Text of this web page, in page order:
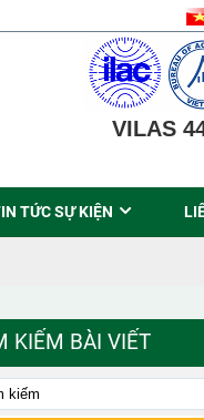
VILAS
TỨC SỰ KIỆN
KIẾM BÀI VIẾT